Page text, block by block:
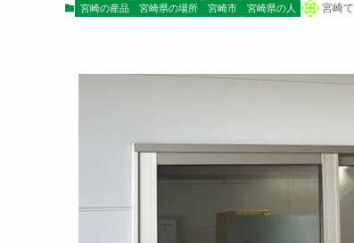
宮崎の産品 宮崎県の場所 宮崎市 宮崎県の人 宮崎